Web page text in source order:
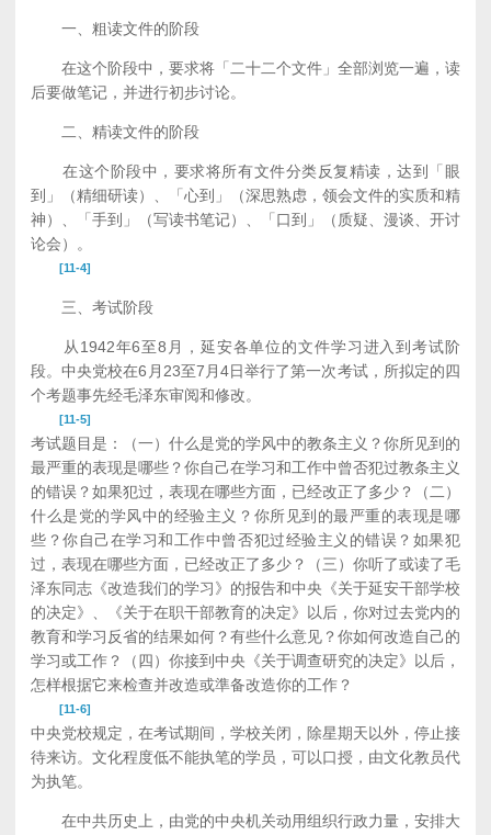
一、粗读文件的阶段
在这个阶段中，要求将「二十二个文件」全部浏览一遍，读
后要做笔记，并进行初步讨论。
二、精读文件的阶段
在这个阶段中，要求将所有文件分类反复精读，达到「眼
到」（精细研读）、「心到」（深思熟虑，领会文件的实质和精
神）、「手到」（写读书笔记）、「口到」（质疑、漫谈、开讨
论会）。
[11-4]
三、考试阶段
从1942年6至8月，延安各单位的文件学习进入到考试阶
段。中央党校在6月23至7月4日举行了第一次考试，所拟定的四
个考题事先经毛泽东审阅和修改。
[11-5]
考试题目是：（一）什么是党的学风中的教条主义？你所见到的
最严重的表现是哪些？你自己在学习和工作中曾否犯过教条主义
的错误？如果犯过，表现在哪些方面，已经改正了多少？（二）
什么是党的学风中的经验主义？你所见到的最严重的表现是哪
些？你自己在学习和工作中曾否犯过经验主义的错误？如果犯
过，表现在哪些方面，已经改正了多少？（三）你听了或读了毛
泽东同志《改造我们的学习》的报告和中央《关于延安干部学校
的决定》、《关于在职干部教育的决定》以后，你对过去党内的
教育和学习反省的结果如何？有些什么意见？你如何改造自己的
学习或工作？（四）你接到中央《关于调查研究的决定》以后，
怎样根据它来检查并改造或準备改造你的工作？
[11-6]
中央党校规定，在考试期间，学校关闭，除星期天以外，停止接
待来访。文化程度低不能执笔的学员，可以口授，由文化教员代
为执笔。
在中共历史上，由党的中央机关动用组织行政力量，安排大